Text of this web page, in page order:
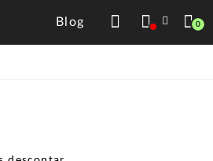
Blog 0